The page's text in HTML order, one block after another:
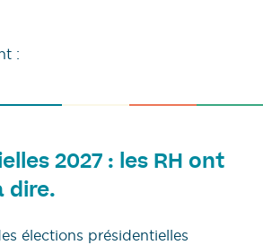
:
2027 : les RH ont
dire.
élections présidentielles